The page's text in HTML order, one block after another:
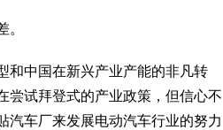
中国在新兴产业产能的非凡转
试拜登式的产业政策，但信心不
汽车厂来发展电动汽车行业的努力